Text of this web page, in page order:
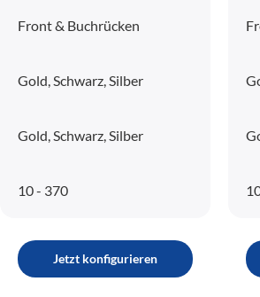
Front & Buchrücken
Gold, Schwarz, Silber
Gold, Schwarz, Silber
10 - 370
Jetzt konfigurieren